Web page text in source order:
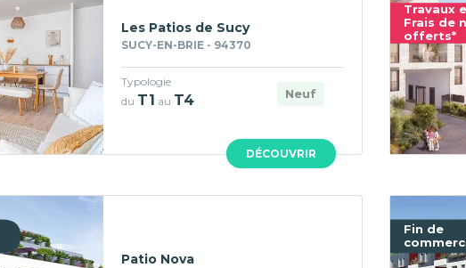
DÉCOUVRIR
Les Patios de Sucy
SUCY-EN-BRIE - 94370
Neuf
Typologie
du T1 au T4
Travaux
Frais de
offerts*
Patio Nova
Fin de